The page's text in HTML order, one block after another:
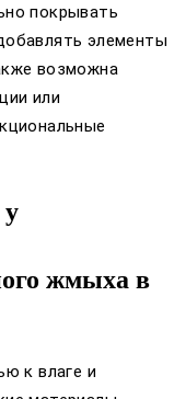
покрывать
элементы
возможна
или
жмыха в
к влаге и